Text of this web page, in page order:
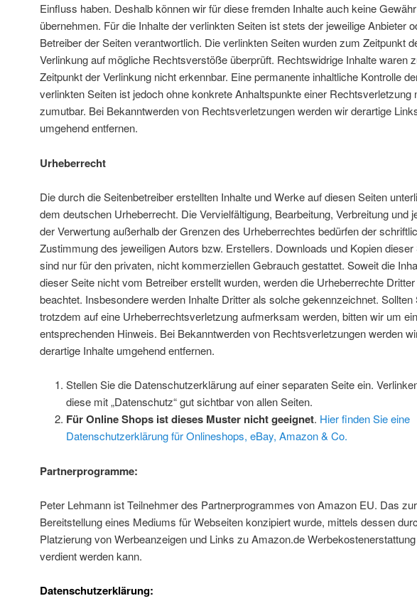
Einfluss haben. Deshalb können wir für diese fremden Inhalte auch keine Gewähr
übernehmen. Für die Inhalte der verlinkten Seiten ist stets der jeweilige Anbieter
Betreiber der Seiten verantwortlich. Die verlinkten Seiten wurden zum Zeitpunkt
Verlinkung auf mögliche Rechtsverstöße überprüft. Rechtswidrige Inhalte waren
Zeitpunkt der Verlinkung nicht erkennbar. Eine permanente inhaltliche Kontrolle
verlinkten Seiten ist jedoch ohne konkrete Anhaltspunkte einer Rechtsverletzung
zumutbar. Bei Bekanntwerden von Rechtsverletzungen werden wir derartige
umgehend entfernen.
Urheberrecht
Die durch die Seitenbetreiber erstellten Inhalte und Werke auf diesen Seiten
dem deutschen Urheberrecht. Die Vervielfältigung, Bearbeitung, Verbreitung und
der Verwertung außerhalb der Grenzen des Urheberrechtes bedürfen der
Zustimmung des jeweiligen Autors bzw. Erstellers. Downloads und Kopien dieser
sind nur für den privaten, nicht kommerziellen Gebrauch gestattet. Soweit die
dieser Seite nicht vom Betreiber erstellt wurden, werden die Urheberrechte Dritter
beachtet. Insbesondere werden Inhalte Dritter als solche gekennzeichnet. Sollten
trotzdem auf eine Urheberrechtsverletzung aufmerksam werden, bitten wir um
entsprechenden Hinweis. Bei Bekanntwerden von Rechtsverletzungen werden
derartige Inhalte umgehend entfernen.
Stellen Sie die Datenschutzerklärung auf einer separaten Seite ein.
diese mit „Datenschutz“ gut sichtbar von allen Seiten.
Für Online Shops ist dieses Muster nicht geeignet. Hier finden Sie eine
Datenschutzerklärung für Onlineshops, eBay, Amazon & Co.
Partnerprogramme:
Peter Lehmann ist Teilnehmer des Partnerprogrammes von Amazon EU. Das zur
Bereitstellung eines Mediums für Webseiten konzipiert wurde, mittels dessen
Platzierung von Werbeanzeigen und Links zu Amazon.de Werbekostenerstattung
verdient werden kann.
Datenschutzerklärung: